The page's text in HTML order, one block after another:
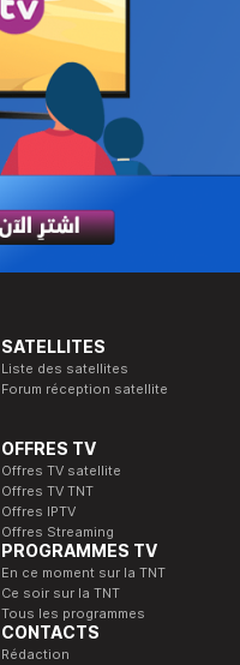
SATELLITES
Liste des satellites
Forum réception satellite
OFFRES TV
Offres TV satellite
Offres TV TNT
Offres IPTV
Offres Streaming
PROGRAMMES TV
En ce moment sur la TNT
Ce soir sur la TNT
Tous les programmes
CONTACTS
Rédaction